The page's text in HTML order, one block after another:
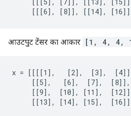
[[[6], [8]], [[14],
आउटपुट टेंसर का आकार [1, 4, 4,
x = [[[[1],   [2],  [3],
     [[5],   [6],  [7],  [8]],
[[9],  [10], [11],
[[13], [14], [15],